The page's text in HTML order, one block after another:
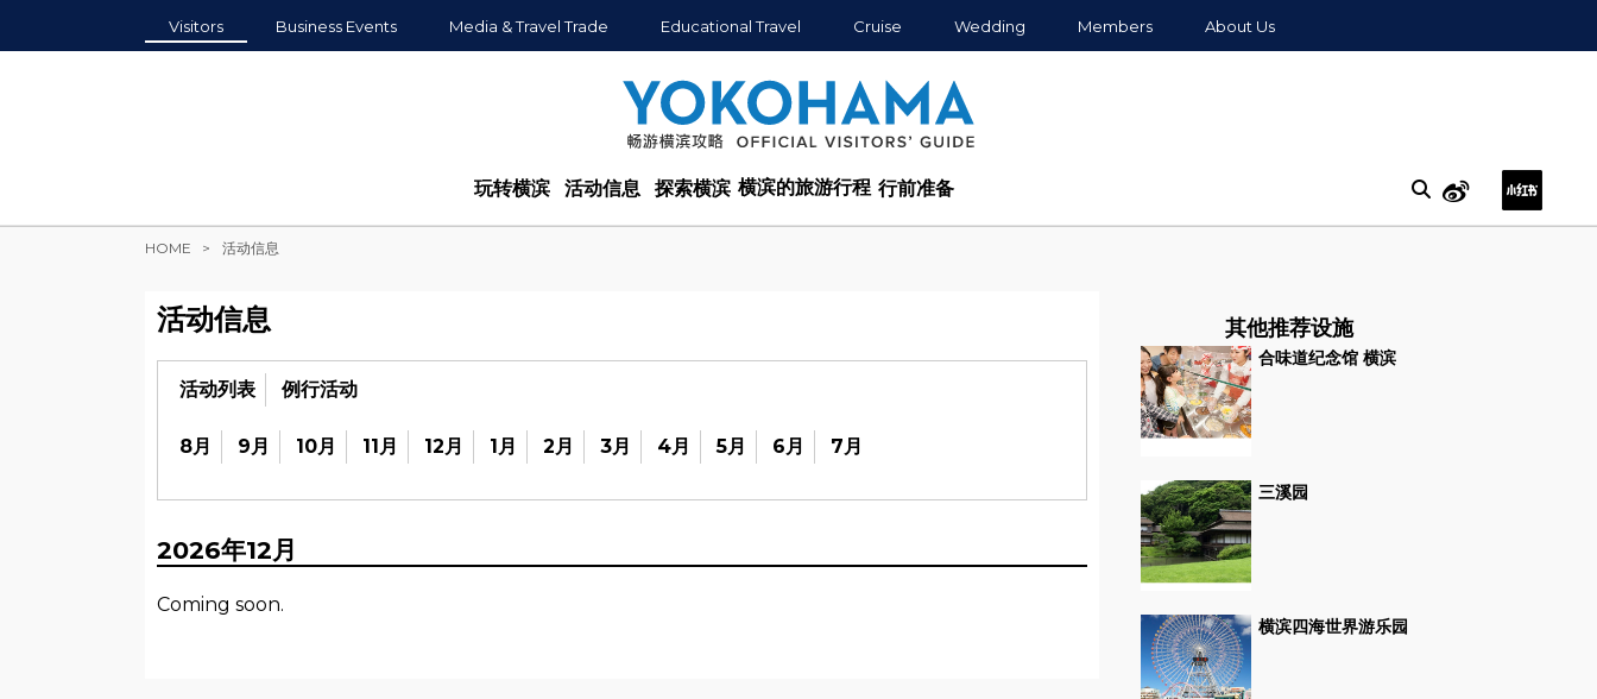
Visitors Business Events Media & Travel Trade Educational Travel Cruise Wedding Members About Us
玩转横滨 活动信息 探索横滨 横滨的旅游行程 行前准备
HOME 活动信息
活动信息
活动列表 例行活动
8月 9月 10月 11月 12月 1月 2月 3月 4月 5月 6月 7月
2026年12月
Coming soon.
其他推荐设施
合味道纪念馆 横滨
三溪园
横滨四海世界游乐园